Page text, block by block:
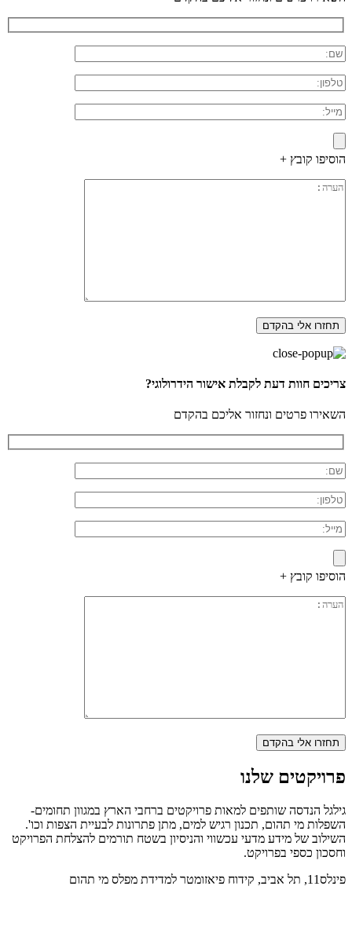
הוסיפו קובץ +
צריכים חוות דעת לקבלת אישור הידרולוגי?
השאירו פרטים ונחזור אליכם בהקדם
הוסיפו קובץ +
פרויקטים שלנו
גילגל הנדסה שותפים למאות פרויקטים ברחבי הארץ במגוון תחומים-
השפלות מי תהום, תכנון רגיש למים, מתן פתרונות לבעיית הצפות וכו'.
השילוב של מידע מדעי עכשווי והניסיון בשטח תורמים להצלחת הפרויקט
וחסכון כספי בפרויקט.
פינלס11, תל אביב, קידוח פיאזומטר למדידת מפלס מי תהום